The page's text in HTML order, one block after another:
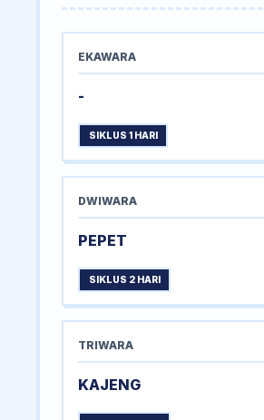
EKAWARA
-
SIKLUS 1 HARI
DWIWARA
PEPET
SIKLUS 2 HARI
TRIWARA
KAJENG